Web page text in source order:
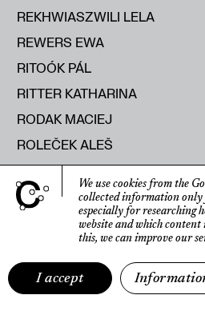
REKHWIASZWILI LELA
REWERS EWA
RITOÓK PÁL
RITTER KATHARINA
RODAK MACIEJ
ROLEČEK ALEŠ
ROMANIUK MICHAŁ
ROOST FRANK
ROSA AGOSTINO DE
ROSELLI SISSI
ROSIŃSKA MONIKA
ROTBARD SHARON
We use cookies from the
collected information only
especially for researching
website and which content
this, we can improve our
I accept